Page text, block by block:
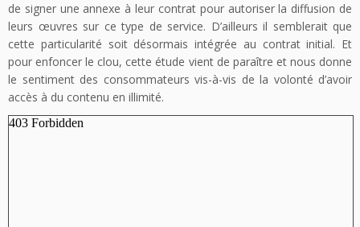
de signer une annexe à leur contrat pour autoriser la diffusion de
leurs œuvres sur ce type de service. D’ailleurs il semblerait que
cette particularité soit désormais intégrée au contrat initial. Et
pour enfoncer le clou, cette étude vient de paraître et nous donne
le sentiment des consommateurs vis-à-vis de la volonté d’avoir
accès à du contenu en illimité.